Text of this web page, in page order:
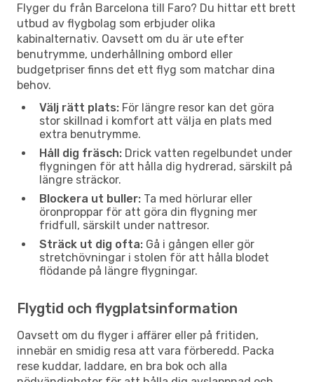
Flyger du från Barcelona till Faro? Du hittar ett brett
utbud av flygbolag som erbjuder olika
kabinalternativ. Oavsett om du är ute efter
benutrymme, underhållning ombord eller
budgetpriser finns det ett flyg som matchar dina
behov.
Välj rätt plats: För längre resor kan det göra
stor skillnad i komfort att välja en plats med
extra benutrymme.
Håll dig fräsch: Drick vatten regelbundet under
flygningen för att hålla dig hydrerad, särskilt på
längre sträckor.
Blockera ut buller: Ta med hörlurar eller
öronproppar för att göra din flygning mer
fridfull, särskilt under nattresor.
Sträck ut dig ofta: Gå i gången eller gör
stretchövningar i stolen för att hålla blodet
flödande på längre flygningar.
Flygtid och flygplatsinformation
Oavsett om du flyger i affärer eller på fritiden,
innebär en smidig resa att vara förberedd. Packa
rese kuddar, laddare, en bra bok och alla